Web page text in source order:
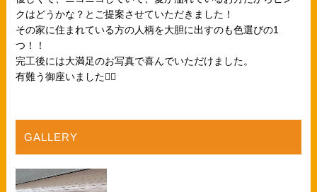
クはどうかな？とご提案させていただきました！
その家に住まれている方の人柄を大胆に出すのも色選びの1
つ！！
完工後には大満足のお写真で喜んでいただけました。
有難う御座いました🙇‍♂️
GALLERY